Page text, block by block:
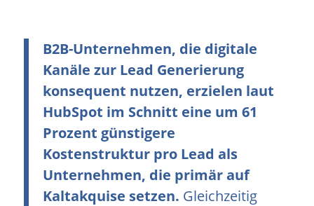
B2B-Unternehmen, die digitale
Kanäle zur Lead Generierung
konsequent nutzen, erzielen laut
HubSpot im Schnitt eine um 61
Prozent günstigere
Kostenstruktur pro Lead als
Unternehmen, die primär auf
Kaltakquise setzen. Gleichzeitig